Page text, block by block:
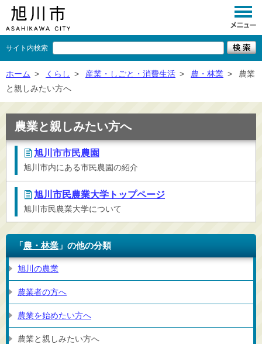
サイト内検索
くらし
事業者向け
施設一覧
市政情報
×
ホーム > くらし > 産業・しごと・消費生活 > 農・林業 >
農業
と親しみたい方へ
農業と親しみたい方へ
旭川市市民農園
旭川市内にある市民農園の紹介
旭川市民農業大学トップページ
旭川市民農業大学について
「農・林業 」の他の分類
旭川の農業
農業者の方へ
農業を始めたい方へ
農業と親しみたい方へ